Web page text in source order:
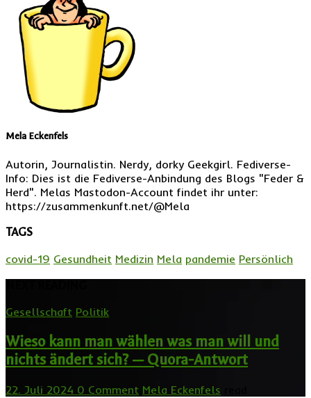
Mela Eckenfels
Autorin, Journalistin. Nerdy, dorky Geekgirl. Fediverse-
Info: Dies ist die Fediverse-Anbindung des Blogs "Feder &
Herd". Melas Mastodon-Account findet ihr unter:
https://zusammenkunft.net/@Mela
TAGS
covid-19 Gesundheit Medizin Mela pandemie Persönlich
Gesellschaft Politik
Wieso kann man wählen was man will und
nichts ändert sich? — Quora-Antwort
22. Juli 2024 0 Comment Mela Eckenfels